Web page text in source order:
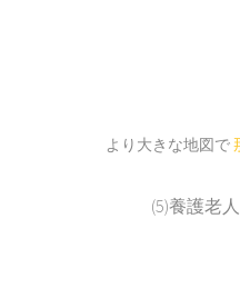
より大きな地図で
(5)養護老